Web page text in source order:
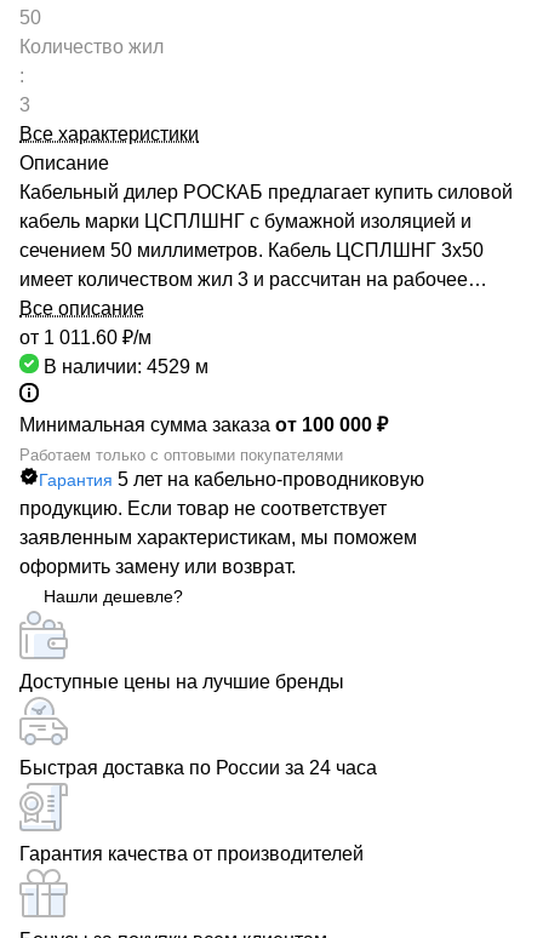
50
Количество жил
:
3
Все характеристики
Описание
Кабельный дилер РОСКАБ предлагает купить силовой
кабель марки ЦСПЛШНГ с бумажной изоляцией и
сечением 50 миллиметров. Кабель ЦСПЛШНГ 3х50
имеет количеством жил 3 и рассчитан на рабочее
напряжение до 10 киловольт. Качество продукции
подтверждено сертификатами производителей и
Госстандарта. Мы гарантируем низкие цены за счет
сотрудничества с такими предприятиями, как ОАО
«СЕВКАБЕЛЬ», ОАО «КАМКАБЕЛЬ», ОАО «ЭКЗ».
Каталог компании насчитывает более 70000
маркоразмеров кабельно-проводниковой продукции.
Быстрая доставка кабеля ЦСПЛШНГ 3х50
обеспечивается большой сетью собственных складов
по всей России. РОСКАБ – ваш надежный партнер!
Все описание
от 1 011.60 ₽/м
В наличии: 4529 м
Минимальная сумма заказа от 100 000 ₽
Работаем только с оптовыми покупателями
Гарантия 5 лет на кабельно-проводниковую
продукцию. Если товар не соответствует
заявленным характеристикам, мы поможем
оформить замену или возврат.
Нашли дешевле?
Доступные цены на лучшие бренды
Быстрая доставка по России за 24 часа
Гарантия качества от производителей